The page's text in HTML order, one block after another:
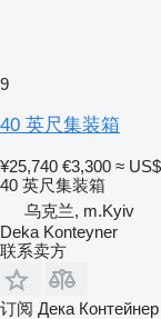
9
40 英尺集装箱
¥25,740 €3,300 ≈
40 英尺集装箱
乌克兰, m.Kyiv
Deka Konteyner
联系卖方
订阅 Дека